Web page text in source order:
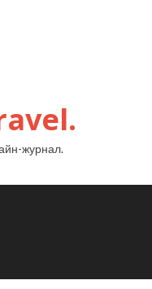
журнал.